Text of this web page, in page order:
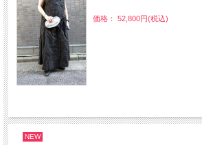
価格： 52,800円(税込)
NEW